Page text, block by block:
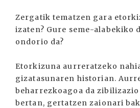
Zergatik tematzen gara
izaten? Gure seme-alabekiko
ondorio da?
Etorkizuna aurreratzeko
gizatasunaren historian.
beharrezkoagoa da
bertan, gertatzen zaionari